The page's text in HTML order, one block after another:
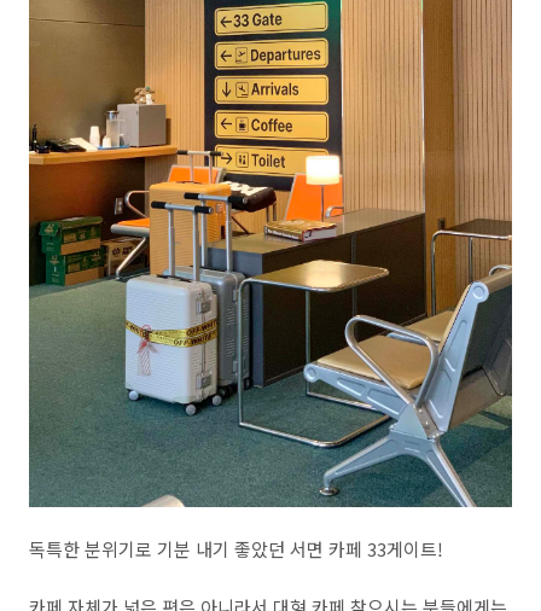
독특한 분위기로 기분 내기 좋았던 서면 카페 33게이트!